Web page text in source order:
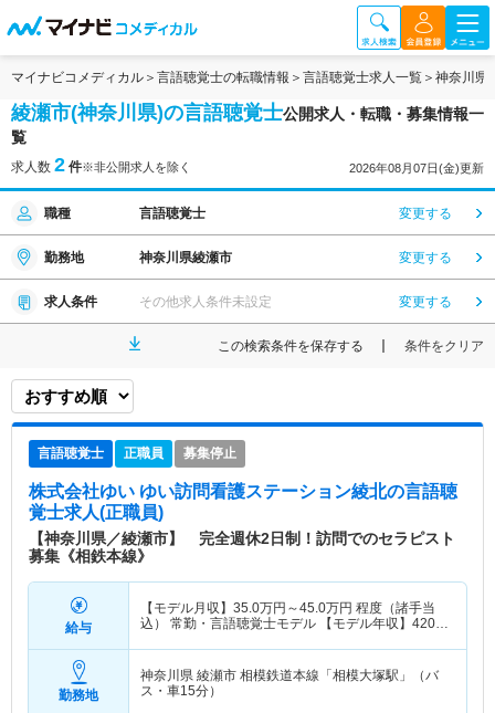
マイナビコメディカル 言語聴覚士の転職情報 言語聴覚士求人一覧 神奈川県
綾瀬市(神奈川県)の言語聴覚士公開求人・転職・募集情報一
覧
求人数 2 件※非公開求人を除く 2026年08月07日(金)更新
職種 言語聴覚士 変更する
勤務地 神奈川県綾瀬市 変更する
求人条件 その他求人条件未設定 変更する
この検索条件を保存する 条件をクリア
言語聴覚士 正職員 募集停止
株式会社ゆい ゆい訪問看護ステーション綾北の言語聴
覚士求人(正職員)
【神奈川県／綾瀬市】 完全週休2日制！訪問でのセラピスト
募集《相鉄本線》
給与
【モデル月収】 35.0万円～45.0万円 程度（諸手当
込） 常勤・言語聴覚士モデル 【モデル年収】 420万
デル
勤務地
神奈川県 綾瀬市 相模鉄道本線「相模大塚駅」（バ
ス・車15分）